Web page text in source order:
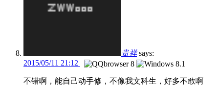
贵祥 says:
2015/05/11 21:12
不错啊，能自己动手修，不像我文科生，好多不敢啊